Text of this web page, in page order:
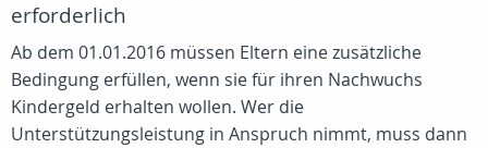
erforderlich
Ab dem 01.01.2016 müssen Eltern eine zusätzliche
Bedingung erfüllen, wenn sie für ihren Nachwuchs
Kindergeld erhalten wollen. Wer die
Unterstützungsleistung in Anspruch nimmt, muss dann